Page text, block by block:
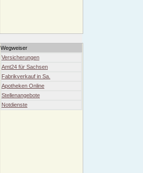
Wegweiser
Versicherungen
Amt24 für Sachsen
Fabrikverkauf in Sa.
Apotheken Online
Stellenangebote
Notdienste